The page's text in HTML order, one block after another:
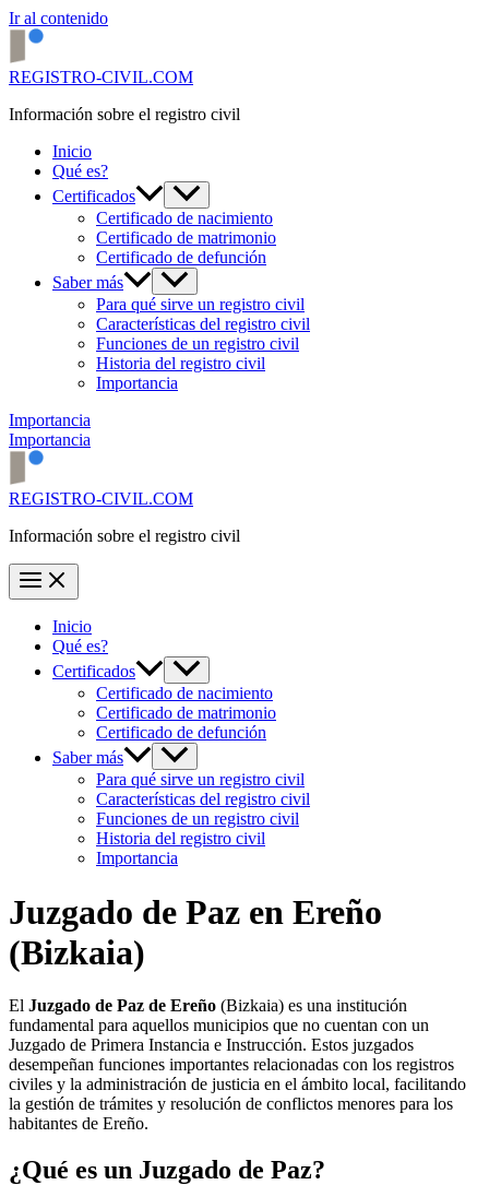
Ir al contenido
REGISTRO-CIVIL.COM
Información sobre el registro civil
Inicio
Qué es?
Certificados
Certificado de nacimiento
Certificado de matrimonio
Certificado de defunción
Saber más
Para qué sirve un registro civil
Características del registro civil
Funciones de un registro civil
Historia del registro civil
Importancia
Importancia
Importancia
REGISTRO-CIVIL.COM
Información sobre el registro civil
Inicio
Qué es?
Certificados
Certificado de nacimiento
Certificado de matrimonio
Certificado de defunción
Saber más
Para qué sirve un registro civil
Características del registro civil
Funciones de un registro civil
Historia del registro civil
Importancia
Juzgado de Paz en Ereño
(Bizkaia)
El Juzgado de Paz de Ereño (Bizkaia) es una institución
fundamental para aquellos municipios que no cuentan con un
Juzgado de Primera Instancia e Instrucción. Estos juzgados
desempeñan funciones importantes relacionadas con los registros
civiles y la administración de justicia en el ámbito local, facilitando
la gestión de trámites y resolución de conflictos menores para los
habitantes de Ereño.
¿Qué es un Juzgado de Paz?